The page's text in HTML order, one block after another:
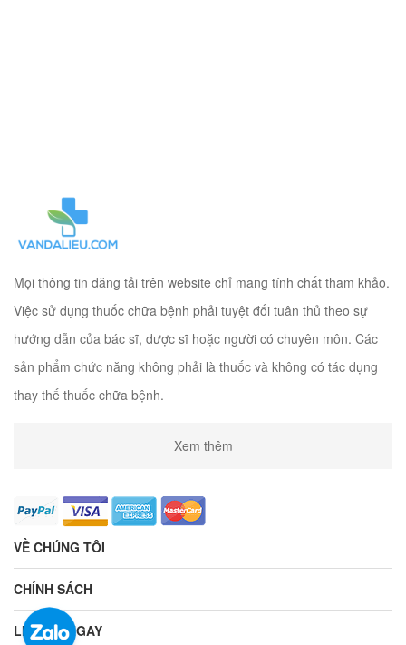
Mọi thông tin đăng tải trên website chỉ mang tính chất tham khảo.
Việc sử dụng thuốc chữa bệnh phải tuyệt đối tuân thủ theo sự
hướng dẫn của bác sĩ, dược sĩ hoặc người có chuyên môn. Các
sản phẩm chức năng không phải là thuốc và không có tác dụng
thay thế thuốc chữa bệnh.
Xem thêm
VỀ CHÚNG TÔI
CHÍNH SÁCH
LIÊN HỆ NGAY